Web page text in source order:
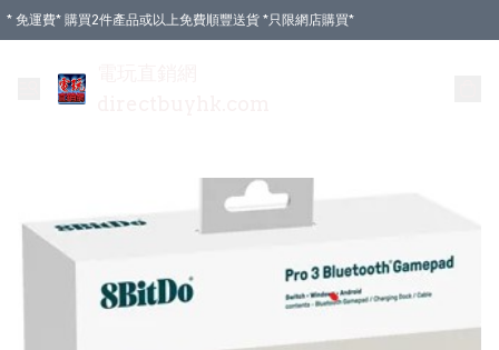
* 免運費* 購買2件產品或以上免費順豐送貨 *只限網店購買*